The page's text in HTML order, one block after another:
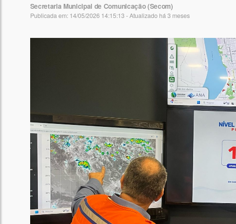
Secretaria Municipal de Comunicação (Secom)
Publicada em: 14/05/2026 14:15:13 - Atualizado há 3 meses